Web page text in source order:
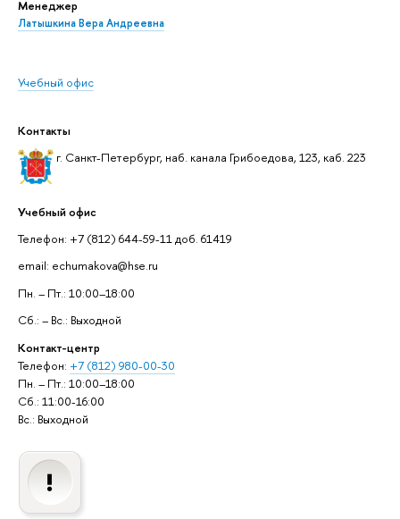
Менеджер
Латышкина Вера Андреевна
Учебный офис
Контакты
г. Санкт-Петербург, наб. канала Грибоедова, 123, каб. 223
Учебный офис
Телефон: +7 (812) 644-59-11 доб. 61419
email: echumakova@hse.ru
Пн. – Пт.: 10:00–18:00
Сб.: – Вс.: Выходной
Контакт-центр
Телефон: +7 (812) 980-00-30
Пн. – Пт.: 10:00–18:00
Сб.: 11:00-16:00
Вс.: Выходной